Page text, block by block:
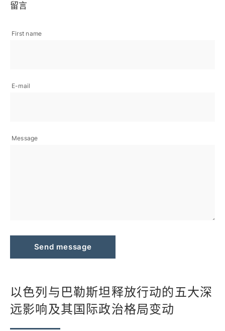
留言
First name
E-mail
Message
Send message
以色列与巴勒斯坦释放行动的五大深
远影响及其国际政治格局变动